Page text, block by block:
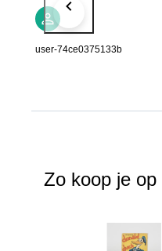
user-74ce0375133b
Zo koop je op